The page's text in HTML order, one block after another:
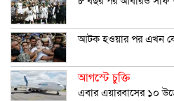
আটক হওয়ার পর এখন
আগস্টে চুক্তি
এবার এয়ারবাসের ১০